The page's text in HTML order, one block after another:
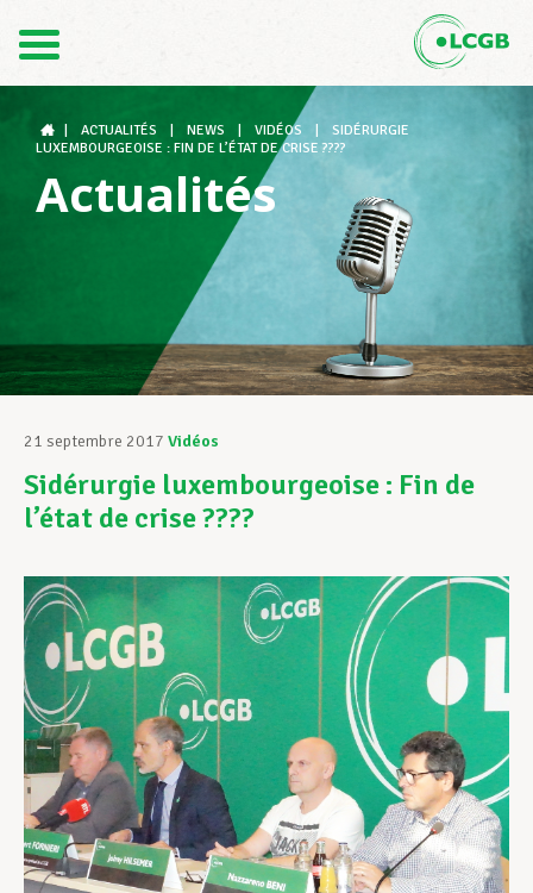
DE
Le LCGB
Structures syndicales
Assistance au Travail
Vos droits
Assistance en vie privée
Développement professionnel
Devenir Membre
Actualités
ACTUALITÉS NEWS VIDÉOS
SIDÉRURGIE
LUXEMBOURGEOISE : FIN DE L’ÉTAT DE CRISE ????
Actualités
21 septembre 2017 Vidéos
Sidérurgie luxembourgeoise : Fin de
l’état de crise ????